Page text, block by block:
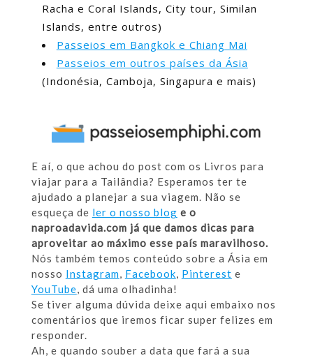
Racha e Coral Islands, City tour, Similan
Islands, entre outros)
Passeios em Bangkok e Chiang Mai
Passeios em outros países da Ásia
(Indonésia, Camboja, Singapura e mais)
E aí, o que achou do post com os Livros para
viajar para a Tailândia? Esperamos ter te
ajudado a planejar a sua viagem. Não se
esqueça de ler o nosso blog e o
naproadavida.com já que damos dicas para
aproveitar ao máximo esse país maravilhoso.
Nós também temos conteúdo sobre a Ásia em
nosso Instagram, Facebook, Pinterest e
YouTube, dá uma olhadinha!
Se tiver alguma dúvida deixe aqui embaixo nos
comentários que iremos ficar super felizes em
responder.
Ah, e quando souber a data que fará a sua